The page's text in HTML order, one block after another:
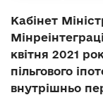
Кабінет
квітня 2021
пільгового
внутрішньо